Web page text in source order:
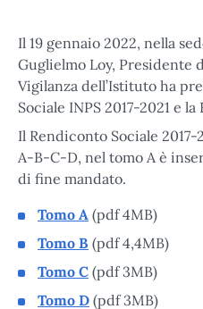
Il 19 gennaio 2022, nella
Guglielmo Loy, Presidente
Vigilanza dell’Istituto ha
Sociale INPS 2017-2021 e
Il Rendiconto Sociale
A-B-C-D, nel tomo A è
di fine mandato.
Tomo A (pdf 4MB)
Tomo B (pdf 4,4MB)
Tomo C (pdf 3MB)
Tomo D (pdf 3MB)